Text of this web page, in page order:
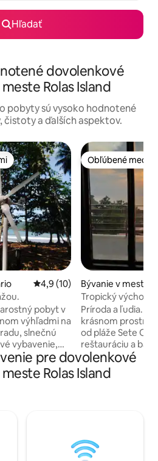
Hľadať
dovolenkové
Rolas Island
pobyty sú vysoko hodnotené
čistoty a ďalších aspektov.
Priemerné ohodnotenie 4,9
4,9 (10)
pobyt v
výhľadmi na
slnečnú
vybavenie,
ako piknikový
a
Obľúbené medzi
Obľúbené medzi
Bývanie v meste
Tropický východ
Príroda a ľudia. Dom sa nachádza v
krásnom
od pláže Sete
reštauráciu a bar,
teplými vlnami a
V malom meste
môcť zahrať
hovoríme o
Sao Tome :)
pre dovolenkové
Rolas Island